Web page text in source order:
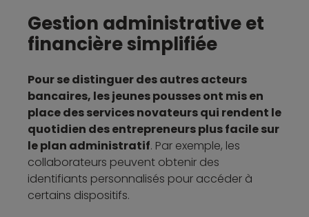
Gestion administrative et
financière simplifiée
Pour se distinguer des autres acteurs
bancaires, les jeunes pousses ont mis en
place des services novateurs qui rendent le
quotidien des entrepreneurs plus facile sur
le plan administratif. Par exemple, les
collaborateurs peuvent obtenir des
identifiants personnalisés pour accéder à
certains dispositifs.